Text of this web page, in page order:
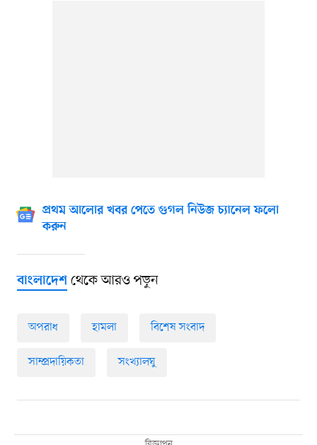
প্রথম আলোর খবর পেতে গুগল নিউজ চ্যানেল ফলো
করুন
বাংলাদেশথেকে আরও পড়ুন
অপরাধ হামলা বিশেষ সংবাদ
সাম্প্রদায়িকতা সংখ্যালঘু